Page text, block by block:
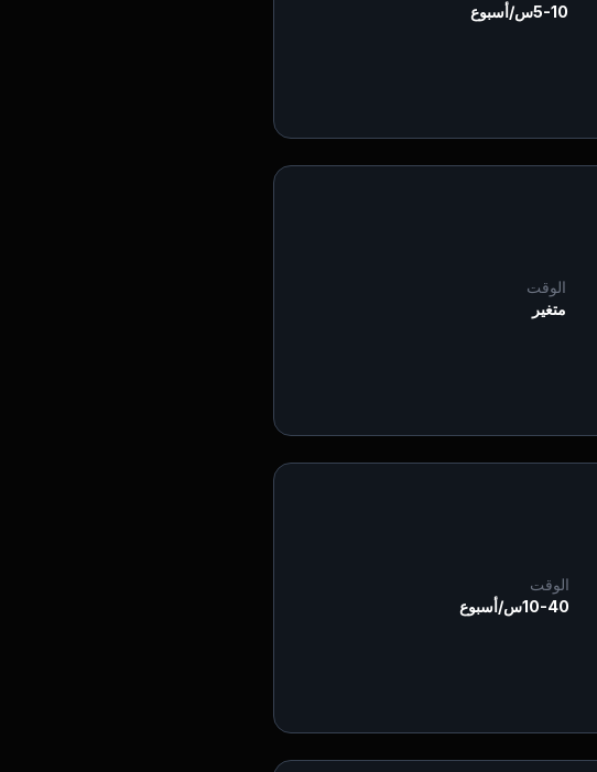
5-10س/أسبوع
الوقت
متغير
الوقت
10-40س/أسبوع